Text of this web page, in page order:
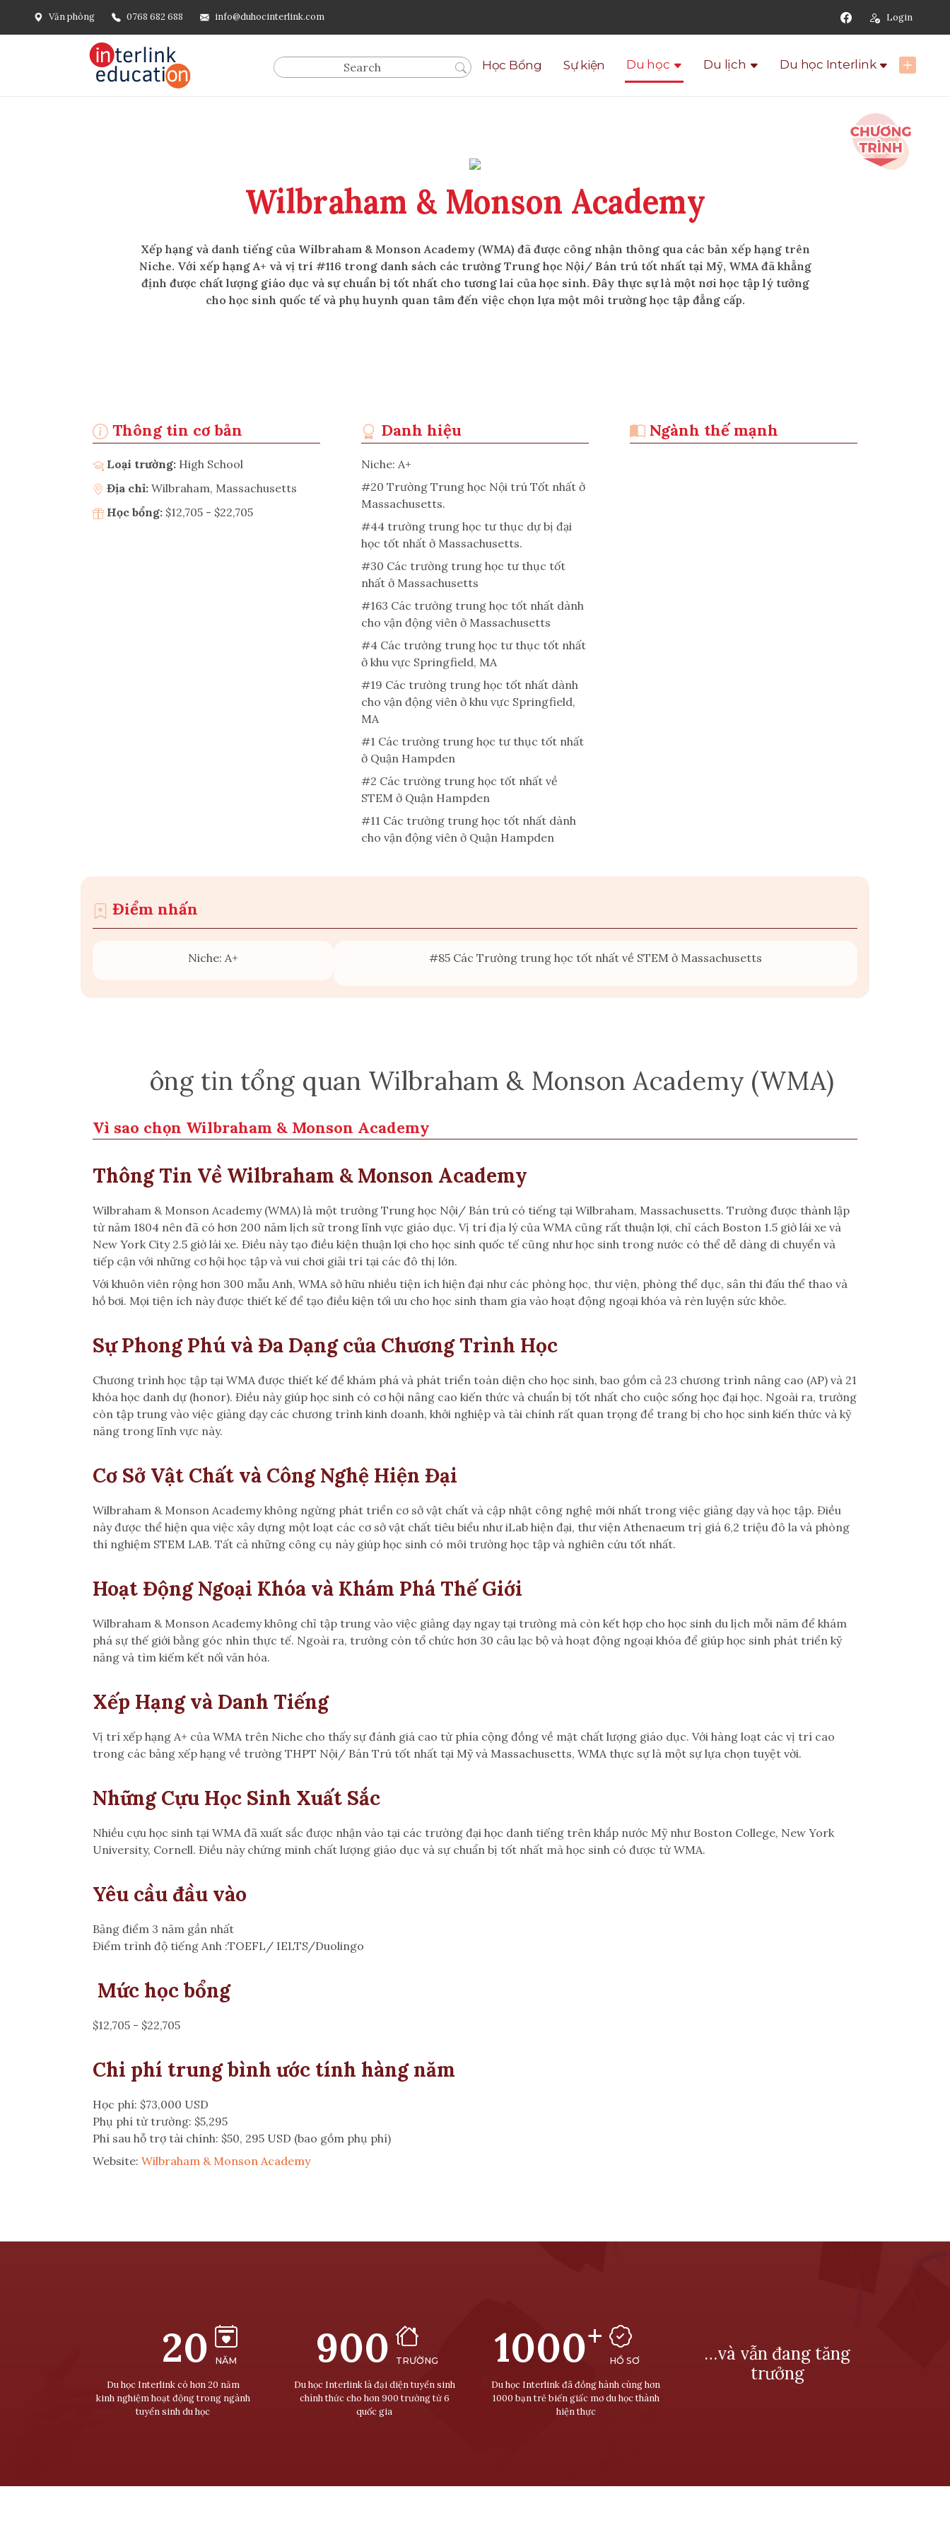
Văn phòng 0768 682 688 info@duhocinterlink.com Login
Học Bổng Sự kiện Du học Du lịch Du học Interlink
Wilbraham & Monson Academy
Xếp hạng và danh tiếng của Wilbraham & Monson Academy (WMA) đã được công nhận thông qua các bản xếp hạng trên
Niche. Với xếp hạng A+ và vị trí #116 trong danh sách các trường Trung học Nội/ Bán trú tốt nhất tại Mỹ, WMA đã khẳng
định được chất lượng giáo dục và sự chuẩn bị tốt nhất cho tương lai của học sinh. Đây thực sự là một nơi học tập lý tưởng
cho học sinh quốc tế và phụ huynh quan tâm đến việc chọn lựa một môi trường học tập đẳng cấp.
Thông tin cơ bản
Loại trường: High School
Địa chỉ: Wilbraham, Massachusetts
Học bổng: $12,705 - $22,705
Danh hiệu
Niche: A+
#20 Trường Trung học Nội trú Tốt nhất ở
Massachusetts.
#44 trường trung học tư thục dự bị đại
học tốt nhất ở Massachusetts.
#30 Các trường trung học tư thục tốt
nhất ở Massachusetts
#163 Các trường trung học tốt nhất dành
cho vận động viên ở Massachusetts
#4 Các trường trung học tư thục tốt nhất
ở khu vực Springfield, MA
#19 Các trường trung học tốt nhất dành
cho vận động viên ở khu vực Springfield,
MA
#1 Các trường trung học tư thục tốt nhất
ở Quận Hampden
#2 Các trường trung học tốt nhất về
STEM ở Quận Hampden
#11 Các trường trung học tốt nhất dành
cho vận động viên ở Quận Hampden
Ngành thế mạnh
Điểm nhấn
Niche: A+ #85 Các Trường trung học tốt nhất về STEM ở Massachusetts
ông tin tổng quan Wilbraham & Monson Academy (WMA)
Vì sao chọn Wilbraham & Monson Academy
Thông Tin Về Wilbraham & Monson Academy
Wilbraham & Monson Academy (WMA) là một trường Trung học Nội/ Bán trú có tiếng tại Wilbraham, Massachusetts. Trường được thành lập
từ năm 1804 nên đã có hơn 200 năm lịch sử trong lĩnh vực giáo dục. Vị trí địa lý của WMA cũng rất thuận lợi, chỉ cách Boston 1.5 giờ lái xe và
New York City 2.5 giờ lái xe. Điều này tạo điều kiện thuận lợi cho học sinh quốc tế cũng như học sinh trong nước có thể dễ dàng di chuyển và
tiếp cận với những cơ hội học tập và vui chơi giải trí tại các đô thị lớn.
Với khuôn viên rộng hơn 300 mẫu Anh, WMA sở hữu nhiều tiện ích hiện đại như các phòng học, thư viện, phòng thể dục, sân thi đấu thể thao và
hồ bơi. Mọi tiện ích này được thiết kế để tạo điều kiện tối ưu cho học sinh tham gia vào hoạt động ngoại khóa và rèn luyện sức khỏe.
Sự Phong Phú và Đa Dạng của Chương Trình Học
Chương trình học tập tại WMA được thiết kế để khám phá và phát triển toàn diện cho học sinh, bao gồm cả 23 chương trình nâng cao (AP) và 21
khóa học danh dự (honor). Điều này giúp học sinh có cơ hội nâng cao kiến thức và chuẩn bị tốt nhất cho cuộc sống học đại học. Ngoài ra, trường
còn tập trung vào việc giảng dạy các chương trình kinh doanh, khởi nghiệp và tài chính rất quan trọng để trang bị cho học sinh kiến thức và kỹ
năng trong lĩnh vực này.
Cơ Sở Vật Chất và Công Nghệ Hiện Đại
Wilbraham & Monson Academy không ngừng phát triển cơ sở vật chất và cập nhật công nghệ mới nhất trong việc giảng dạy và học tập. Điều
này được thể hiện qua việc xây dựng một loạt các cơ sở vật chất tiêu biểu như iLab hiện đại, thư viện Athenaeum trị giá 6,2 triệu đô la và phòng
thí nghiệm STEM LAB. Tất cả những công cụ này giúp học sinh có môi trường học tập và nghiên cứu tốt nhất.
Hoạt Động Ngoại Khóa và Khám Phá Thế Giới
Wilbraham & Monson Academy không chỉ tập trung vào việc giảng dạy ngay tại trường mà còn kết hợp cho học sinh du lịch mỗi năm để khám
phá sự thế giới bằng góc nhìn thực tế. Ngoài ra, trường còn tổ chức hơn 30 câu lạc bộ và hoạt động ngoại khóa để giúp học sinh phát triển kỹ
năng và tìm kiếm kết nối văn hóa.
Xếp Hạng và Danh Tiếng
Vị trí xếp hạng A+ của WMA trên Niche cho thấy sự đánh giá cao từ phía cộng đồng về mặt chất lượng giáo dục. Với hàng loạt các vị trí cao
trong các bảng xếp hạng về trường THPT Nội/ Bán Trú tốt nhất tại Mỹ và Massachusetts, WMA thực sự là một sự lựa chọn tuyệt vời.
Những Cựu Học Sinh Xuất Sắc
Nhiều cựu học sinh tại WMA đã xuất sắc được nhận vào tại các trường đại học danh tiếng trên khắp nước Mỹ như Boston College, New York
University, Cornell. Điều này chứng minh chất lượng giáo dục và sự chuẩn bị tốt nhất mà học sinh có được từ WMA.
Yêu cầu đầu vào
Bảng điểm 3 năm gần nhất
Điểm trình độ tiếng Anh :TOEFL/ IELTS/Duolingo
Mức học bổng
$12,705 - $22,705
Chi phí trung bình ước tính hàng năm
Học phí: $73,000 USD
Phụ phí từ trường: $5,295
Phí sau hỗ trợ tài chính: $50, 295 USD (bao gồm phụ phí)
Website: Wilbraham & Monson Academy
20 NĂM
Du học Interlink có hơn 20 năm
kinh nghiệm hoạt động trong ngành
tuyển sinh du học
900 TRƯỜNG
Du học Interlink là đại diện tuyển sinh
chính thức cho hơn 900 trường từ 6
quốc gia
1000+
HỒ SƠ
Du học Interlink đã đồng hành cùng hơn
1000 bạn trẻ biến giấc mơ du học thành
hiện thực
…và vẫn đang tăng
trưởng